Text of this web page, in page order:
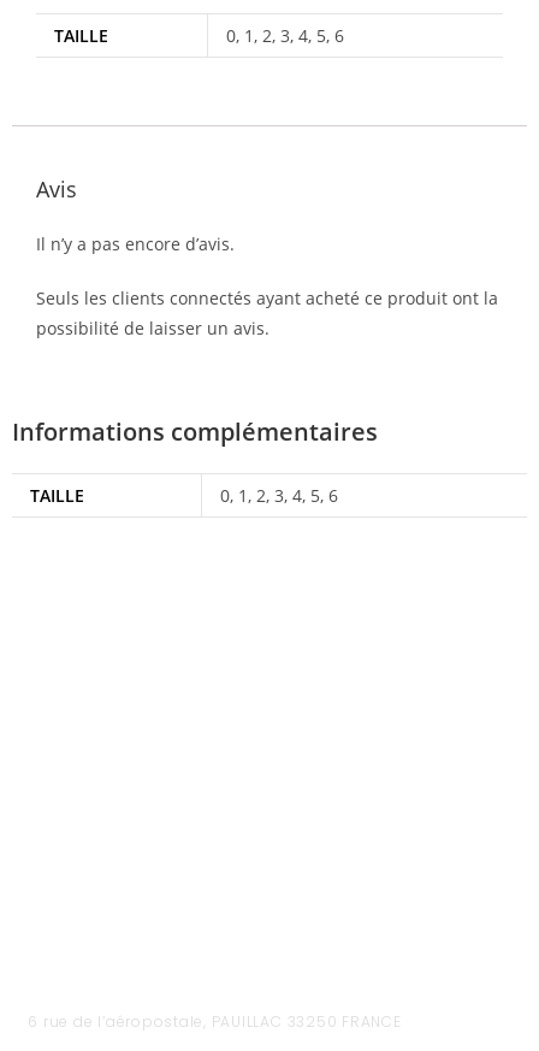
TAILLE 0, 1, 2, 3, 4, 5, 6
Avis
Il n’y a pas encore d’avis.
Seuls les clients connectés ayant acheté ce produit ont la
possibilité de laisser un avis.
Informations complémentaires
TAILLE 0, 1, 2, 3, 4, 5, 6
6 rue de l’aéropostale, PAUILLAC 33250 FRANCE